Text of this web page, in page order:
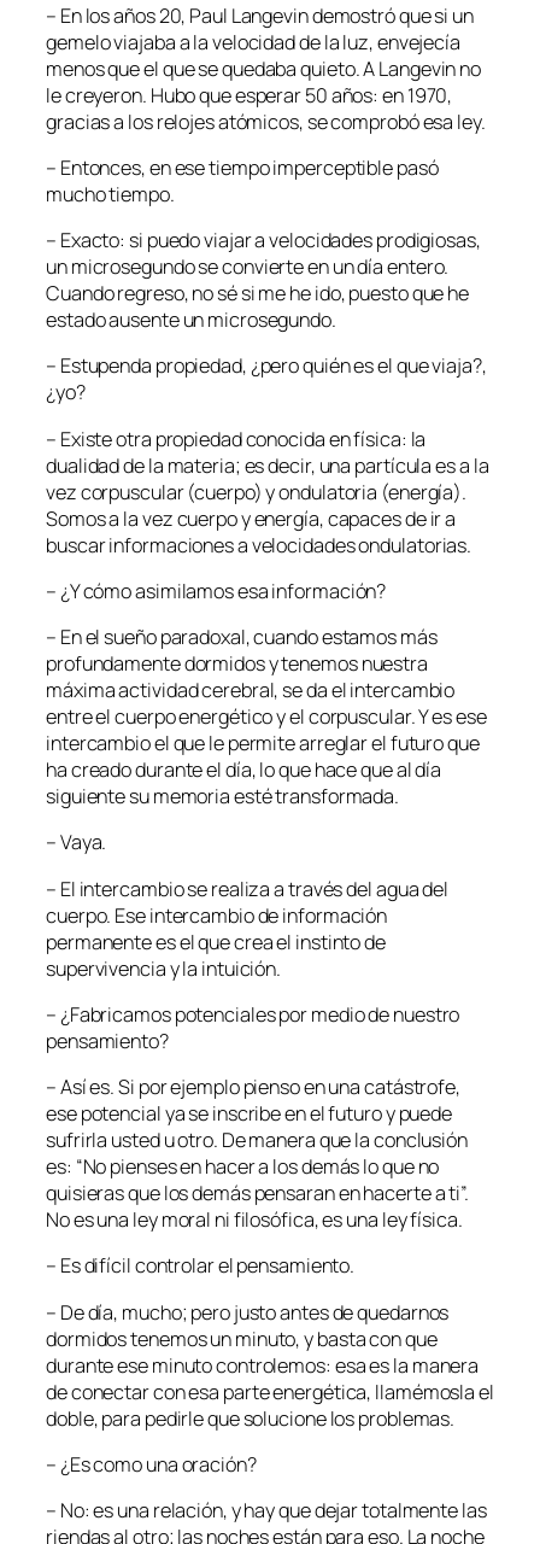
– En los años 20, Paul Langevin demostró que si un
gemelo viajaba a la velocidad de la luz, envejecía
menos que el que se quedaba quieto. A Langevin no
le creyeron. Hubo que esperar 50 años: en 1970,
gracias a los relojes atómicos, se comprobó esa ley.
– Entonces, en ese tiempo imperceptible pasó
mucho tiempo.
– Exacto: si puedo viajar a velocidades prodigiosas,
un microsegundo se convierte en un día entero.
Cuando regreso, no sé si me he ido, puesto que he
estado ausente un microsegundo.
– Estupenda propiedad, ¿pero quién es el que viaja?,
¿yo?
– Existe otra propiedad conocida en física: la
dualidad de la materia; es decir, una partícula es a la
vez corpuscular (cuerpo) y ondulatoria (energía).
Somos a la vez cuerpo y energía, capaces de ir a
buscar informaciones a velocidades ondulatorias.
– ¿Y cómo asimilamos esa información?
– En el sueño paradoxal, cuando estamos más
profundamente dormidos y tenemos nuestra
máxima actividad cerebral, se da el intercambio
entre el cuerpo energético y el corpuscular. Y es ese
intercambio el que le permite arreglar el futuro que
ha creado durante el día, lo que hace que al día
siguiente su memoria esté transformada.
– Vaya.
– El intercambio se realiza a través del agua del
cuerpo. Ese intercambio de información
permanente es el que crea el instinto de
supervivencia y la intuición.
– ¿Fabricamos potenciales por medio de nuestro
pensamiento?
– Así es. Si por ejemplo pienso en una catástrofe,
ese potencial ya se inscribe en el futuro y puede
sufrirla usted u otro. De manera que la conclusión
es: “No pienses en hacer a los demás lo que no
quisieras que los demás pensaran en hacerte a ti”.
No es una ley moral ni filosófica, es una ley física.
– Es difícil controlar el pensamiento.
– De día, mucho; pero justo antes de quedarnos
dormidos tenemos un minuto, y basta con que
durante ese minuto controlemos: esa es la manera
de conectar con esa parte energética, llamémosla el
doble, para pedirle que solucione los problemas.
– ¿Es como una oración?
– No: es una relación, y hay que dejar totalmente las
riendas al otro; las noches están para eso. La noche